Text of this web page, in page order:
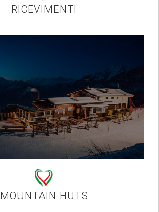
RICEVIMENTI
MOUNTAIN HUTS